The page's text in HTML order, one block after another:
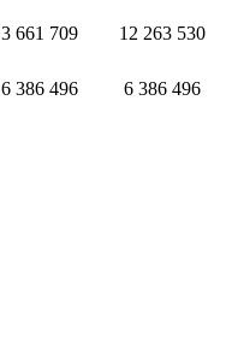
3 661 709 12 263 530
6 386 496 6 386 496